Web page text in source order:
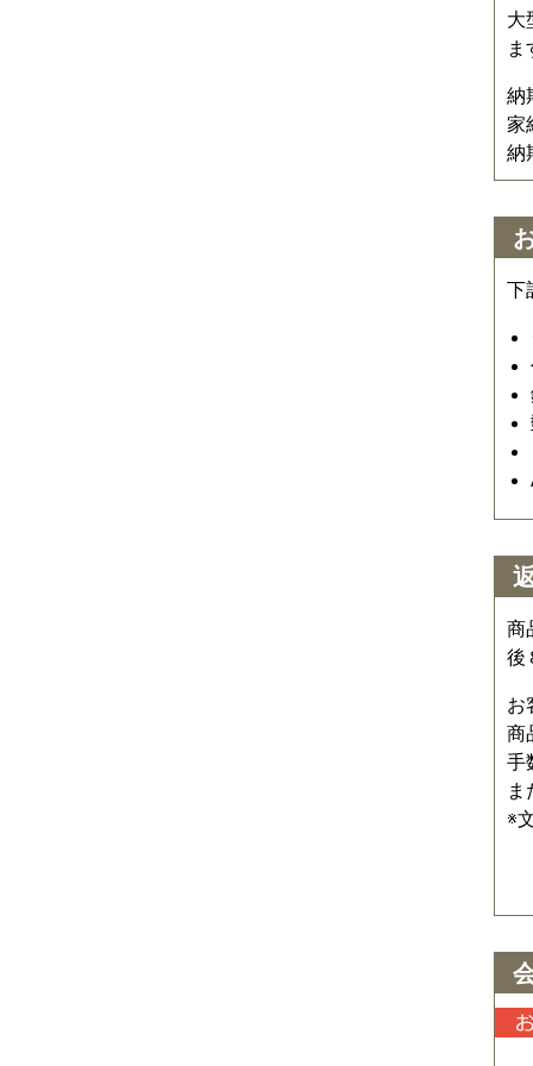
大
ま
納
家
納
下
商
後
お
商
手
ま
※